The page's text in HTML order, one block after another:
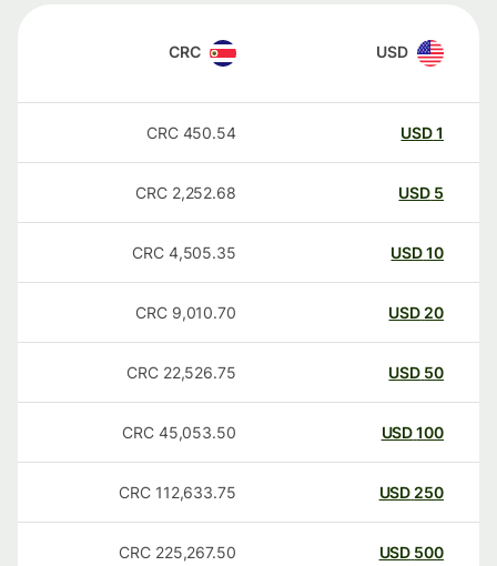
USD
CRC
USD
450.54
CRC
USD
2,252.68
CRC
USD
4,505.35
CRC
20
USD
9,010.70
CRC
50
USD
22,526.75
CRC
100
USD
45,053.50
CRC
250
USD
112,633.75
CRC
500
USD
225,267.50
CRC